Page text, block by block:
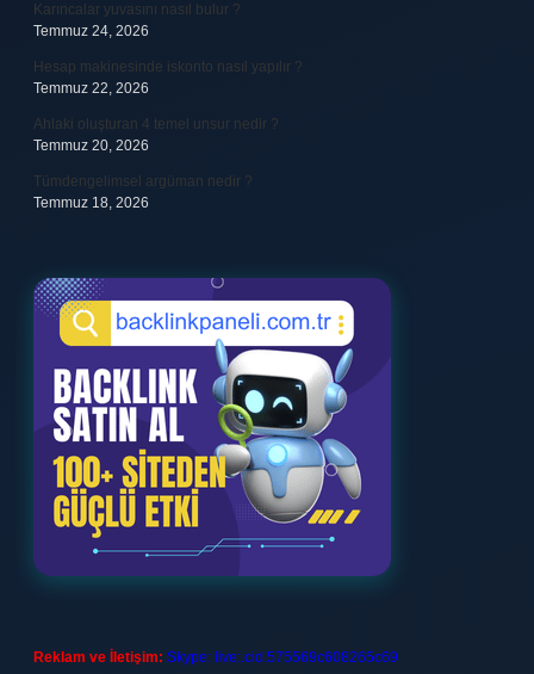
Karıncalar yuvasını nasıl bulur ?
Temmuz 24, 2026
Hesap makinesinde iskonto nasıl yapılır ?
Temmuz 22, 2026
Ahlaki oluşturan 4 temel unsur nedir ?
Temmuz 20, 2026
Tümdengelimsel argüman nedir ?
Temmuz 18, 2026
Reklam ve İletişim: Skype: live:.cid.575569c608265c69